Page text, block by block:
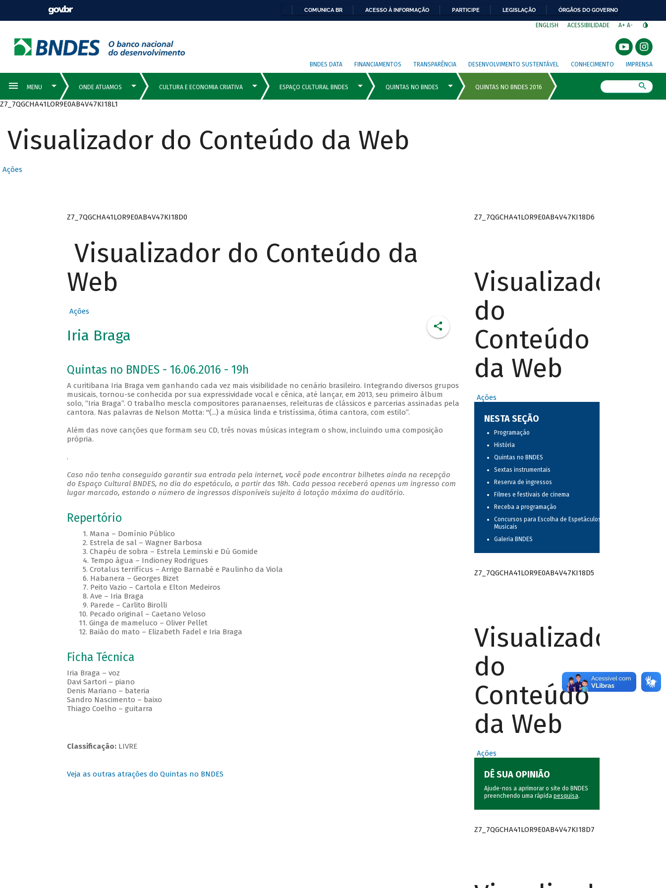
COMUNICA BR ACESSO À INFORMAÇÃO PARTICIPE LEGISLAÇÃO ÓRGÃOS DO GOVERNO
ENGLISH ACESSIBILIDADE A+ A-
BNDES DATA FINANCIAMENTOS TRANSPARÊNCIA DESENVOLVIMENTO SUSTENTÁVEL CONHECIMENTO IMPRENSA
Z7_7QGCHA41LOR9E0AB4V47KI18L1
Visualizador do Conteúdo da Web
Ações
Z7_7QGCHA41LOR9E0AB4V47KI18D0
Visualizador do Conteúdo da
Web
Ações
Iria Braga
Quintas no BNDES - 16.06.2016 - 19h
A curitibana Iria Braga vem ganhando cada vez mais visibilidade no cenário brasileiro. Integrando diversos grupos
musicais, tornou-se conhecida por sua expressividade vocal e cênica, até lançar, em 2013, seu primeiro álbum
solo, “Iria Braga”. O trabalho mescla compositores paranaenses, releituras de clássicos e parcerias assinadas pela
cantora. Nas palavras de Nelson Motta: "(...) a música linda e tristíssima, ótima cantora, com estilo”.
Além das nove canções que formam seu CD, três novas músicas integram o show, incluindo uma composição
própria.
.
Caso não tenha conseguido garantir sua entrada pela internet, você pode encontrar bilhetes ainda na recepção
do Espaço Cultural BNDES, no dia do espetáculo, a partir das 18h. Cada pessoa receberá apenas um ingresso com
lugar marcado, estando o número de ingressos disponíveis sujeito à lotação máxima do auditório.
Repertório
1. Mana – Domínio Público
2. Estrela de sal – Wagner Barbosa
3. Chapéu de sobra – Estrela Leminski e Dú Gomide
4. Tempo água – Indioney Rodrigues
5. Crotalus terrifícus – Arrigo Barnabé e Paulinho da Viola
6. Habanera – Georges Bizet
7. Peito Vazio – Cartola e Elton Medeiros
8. Ave – Iria Braga
9. Parede – Carlito Birolli
10. Pecado original – Caetano Veloso
11. Ginga de mameluco – Oliver Pellet
12. Baião do mato – Elizabeth Fadel e Iria Braga
Ficha Técnica
Iria Braga – voz
Davi Sartori – piano
Denis Mariano – bateria
Sandro Nascimento – baixo
Thiago Coelho – guitarra
Classificação: LIVRE
Veja as outras atrações do Quintas no BNDES
Z7_7QGCHA41LOR9E0AB4V47KI18D6
Visualizador
do
Conteúdo
da Web
Ações
NESTA SEÇÃO
Programação
História
Quintas no BNDES
Sextas instrumentais
Reserva de ingressos
Filmes e festivais de cinema
Receba a programação
Concursos para Escolha de Espetáculos
Musicais
Galeria BNDES
Z7_7QGCHA41LOR9E0AB4V47KI18D5
Visualizador
do
Conteúdo
da Web
Ações
DÊ SUA OPINIÃO
Ajude-nos a aprimorar o site do BNDES
preenchendo uma rápida pesquisa.
Z7_7QGCHA41LOR9E0AB4V47KI18D7